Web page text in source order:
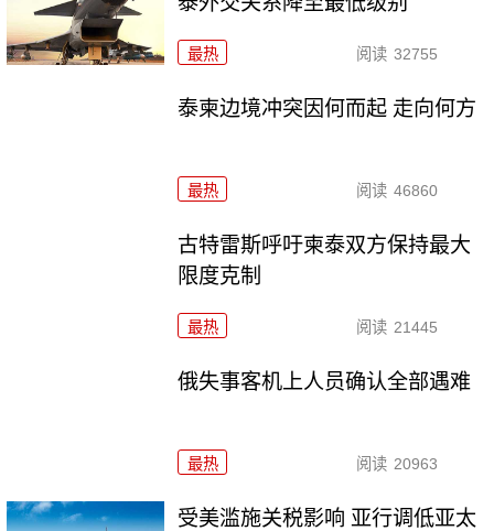
最热 阅读 32755
泰柬边境冲突因何而起 走向何方
最热 阅读 46860
古特雷斯呼吁柬泰双方保持最大
限度克制
最热 阅读 21445
俄失事客机上人员确认全部遇难
最热 阅读 20963
受美滥施关税影响 亚行调低亚太